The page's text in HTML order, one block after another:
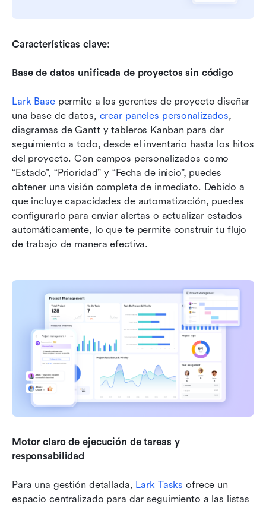
Características clave:
Base de datos unificada de proyectos sin código
Lark Base permite a los gerentes de proyecto diseñar
una base de datos, crear paneles personalizados,
diagramas de Gantt y tableros Kanban para dar
seguimiento a todo, desde el inventario hasta los hitos
del proyecto. Con campos personalizados como
“Estado”, “Prioridad” y “Fecha de inicio”, puedes
obtener una visión completa de inmediato. Debido a
que incluye capacidades de automatización, puedes
configurarlo para enviar alertas o actualizar estados
automáticamente, lo que te permite construir tu flujo
de trabajo de manera efectiva.
Motor claro de ejecución de tareas y
responsabilidad
Para una gestión detallada, Lark Tasks ofrece un
espacio centralizado para dar seguimiento a las listas